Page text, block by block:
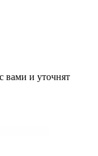
вами и уточнят